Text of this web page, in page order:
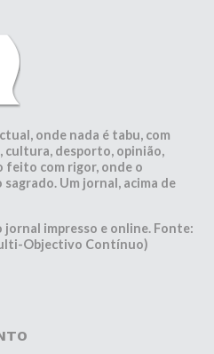
onde nada é tabu, com
cultura, desporto, opinião,
feito com rigor, onde o
Um jornal, acima de
impresso e online. Fonte:
Objectivo Contínuo)